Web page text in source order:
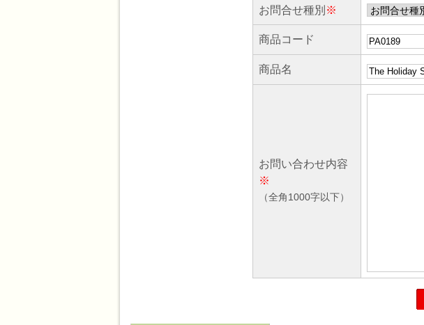
お問合せ種別 ※
商品コード
商品名
お問い合わせ内容
※
（全角1000字以下）